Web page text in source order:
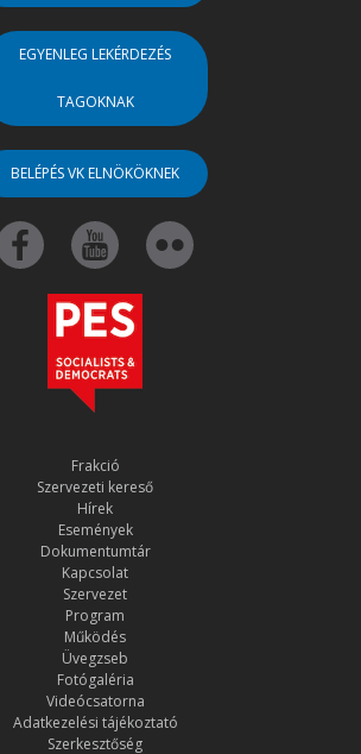
EGYENLEG LEKÉRDEZÉS
TAGOKNAK
BELÉPÉS VK ELNÖKÖKNEK
Frakció
Szervezeti kereső
Hírek
Események
Dokumentumtár
Kapcsolat
Szervezet
Program
Működés
Üvegzseb
Fotógaléria
Videócsatorna
Adatkezelési tájékoztató
Szerkesztőség